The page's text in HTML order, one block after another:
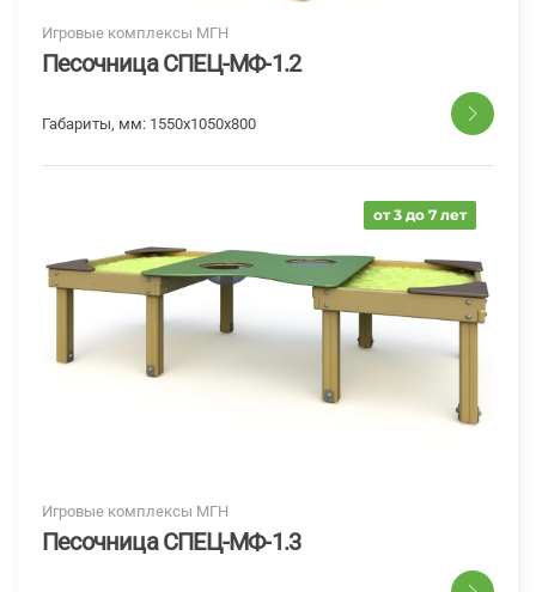
Игровые комплексы МГН
Песочница СПЕЦ-МФ-1.2
Габариты, мм: 1550x1050x800
от 3 до 7 лет
Игровые комплексы МГН
Песочница СПЕЦ-МФ-1.3